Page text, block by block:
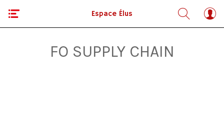
Espace Élus
FO SUPPLY CHAIN